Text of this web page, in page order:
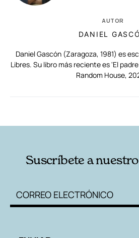
AUTOR
DANIEL
Daniel Gascón (Zaragoza, 1981) es
Libres. Su libro más reciente es 'El
Random House,
Suscríbete a